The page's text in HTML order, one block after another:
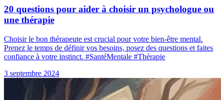
20 questions pour aider à choisir un psychologue ou
une thérapie
Choisir le bon thérapeute est crucial pour votre bien-être mental.
Prenez le temps de définir vos besoins, posez des questions et faites
confiance à votre instinct. #SantéMentale #Thérapie
3 septembre 2024